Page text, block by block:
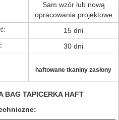
Sam wzór lub nową
opracowania projektowe
15 dni
30 dni
haftowane tkaniny zasłony
BAG TAPICERKA HAFT